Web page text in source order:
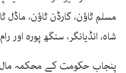
مسلم ٹاؤن، گارڈن ٹاؤن، ماڈل
شاہ، انڈیانگر، سنگھ پورہ اور